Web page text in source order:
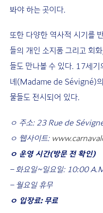
봐야 하는 곳이다.
또한 다양한 역사적 시기를
들의 개인 소지품 그리고 회
들도 만나볼 수 있다. 17세
녜(Madame de Sévigné)의
물들도 전시되어 있다.
ㅇ 주소: 23 Rue de
ㅇ 웹사이트:
ㅇ 운영 시간(방문 전 확인)
– 화요일~일요일: 10:00
– 월요일 휴무
ㅇ 입장료: 무료